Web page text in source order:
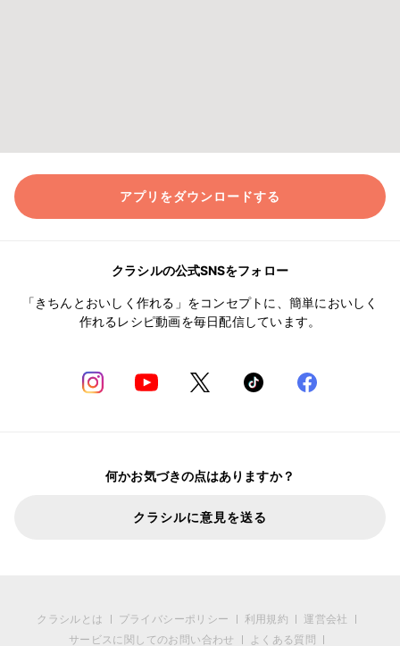
アプリをダウンロードする
クラシルの公式SNSをフォロー
「きちんとおいしく作れる」をコンセプトに、簡単においしく
作れるレシピ動画を毎日配信しています。
何かお気づきの点はありますか？
クラシルに意見を送る
クラシルとは プライバシーポリシー 利用規約
運営会社
サービスに関してのお問い合わせ
よくある質問